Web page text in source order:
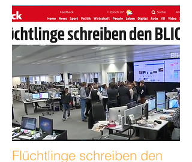
Flüchtlinge schreiben den